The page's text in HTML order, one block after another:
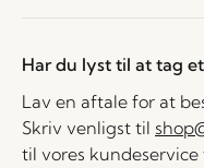
Har du lyst til at tag
Lav en aftale for at
Skriv venligst til
til vores